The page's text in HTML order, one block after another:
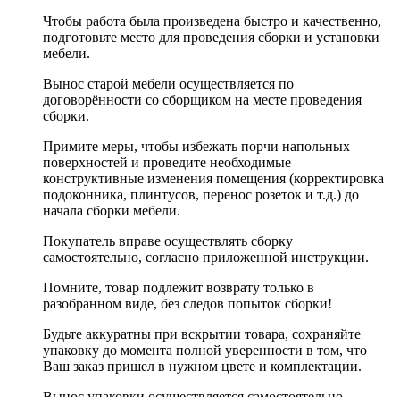
Чтобы работа была произведена быстро и качественно,
подготовьте место для проведения сборки и установки
мебели.
Вынос старой мебели осуществляется по
договорённости со сборщиком на месте проведения
сборки.
Примите меры, чтобы избежать порчи напольных
поверхностей и проведите необходимые
конструктивные изменения помещения (корректировка
подоконника, плинтусов, перенос розеток и т.д.) до
начала сборки мебели.
Покупатель вправе осуществлять сборку
самостоятельно, согласно приложенной инструкции.
Помните, товар подлежит возврату только в
разобранном виде, без следов попыток сборки!
Будьте аккуратны при вскрытии товара, сохраняйте
упаковку до момента полной уверенности в том, что
Ваш заказ пришел в нужном цвете и комплектации.